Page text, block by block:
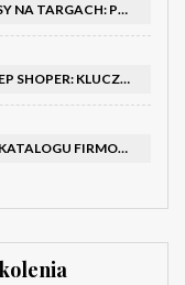
JAK SKUTECZNIE PROWADZIĆ HOSTESSY NA TARGACH: PORADNIK I SZKOLENIA
JAK SKUTECZNIE POZYCJONOWAĆ SKLEP SHOPER: KLUCZOWE KROKI I STRATEGIE
KLUCZOWE ELEMENTY SKUTECZNEGO KATALOGU FIRMOWEGO I BROSZURY